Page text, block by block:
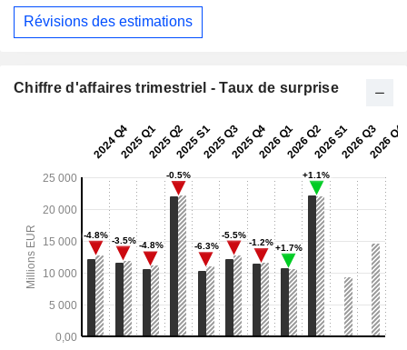
Révisions des estimations
Chiffre d'affaires trimestriel - Taux de surprise